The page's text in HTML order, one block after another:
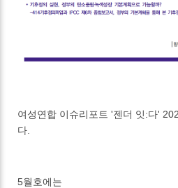
여성연합 이슈리포트 '젠더 잇:다'
다.
5월호에는